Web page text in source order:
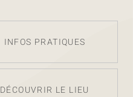
INFOS PRATIQUES
DÉCOUVRIR LE LIEU